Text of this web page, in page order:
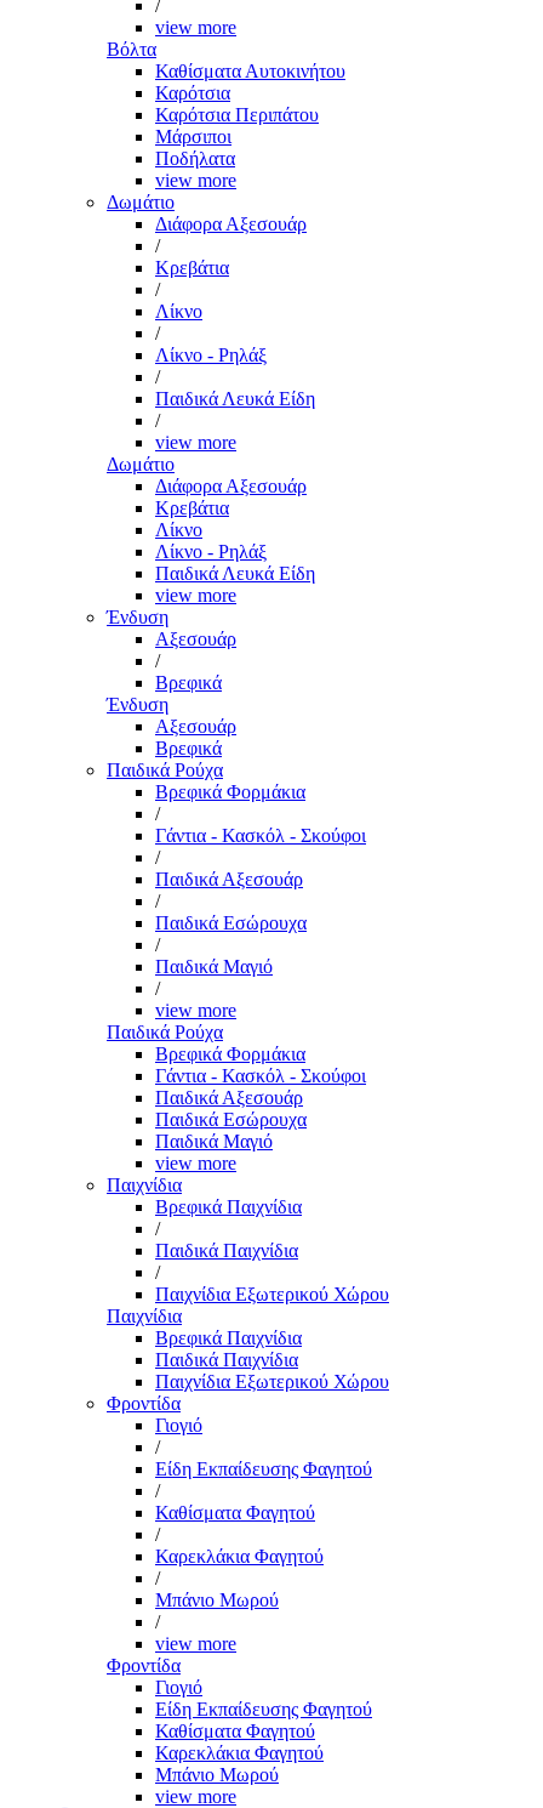
/
view more
Βόλτα
Καθίσματα Αυτοκινήτου
Καρότσια
Καρότσια Περιπάτου
Μάρσιποι
Ποδήλατα
view more
Δωμάτιο
Διάφορα Αξεσουάρ
/
Κρεβάτια
/
Λίκνο
/
Λίκνο - Ρηλάξ
/
Παιδικά Λευκά Είδη
/
view more
Δωμάτιο
Διάφορα Αξεσουάρ
Κρεβάτια
Λίκνο
Λίκνο - Ρηλάξ
Παιδικά Λευκά Είδη
view more
Ένδυση
Αξεσουάρ
/
Βρεφικά
Ένδυση
Αξεσουάρ
Βρεφικά
Παιδικά Ρούχα
Βρεφικά Φορμάκια
/
Γάντια - Κασκόλ - Σκούφοι
/
Παιδικά Αξεσουάρ
/
Παιδικά Εσώρουχα
/
Παιδικά Μαγιό
/
view more
Παιδικά Ρούχα
Βρεφικά Φορμάκια
Γάντια - Κασκόλ - Σκούφοι
Παιδικά Αξεσουάρ
Παιδικά Εσώρουχα
Παιδικά Μαγιό
view more
Παιχνίδια
Βρεφικά Παιχνίδια
/
Παιδικά Παιχνίδια
/
Παιχνίδια Εξωτερικού Χώρου
Παιχνίδια
Βρεφικά Παιχνίδια
Παιδικά Παιχνίδια
Παιχνίδια Εξωτερικού Χώρου
Φροντίδα
Γιογιό
/
Είδη Εκπαίδευσης Φαγητού
/
Καθίσματα Φαγητού
/
Καρεκλάκια Φαγητού
/
Μπάνιο Μωρού
/
view more
Φροντίδα
Γιογιό
Είδη Εκπαίδευσης Φαγητού
Καθίσματα Φαγητού
Καρεκλάκια Φαγητού
Μπάνιο Μωρού
view more